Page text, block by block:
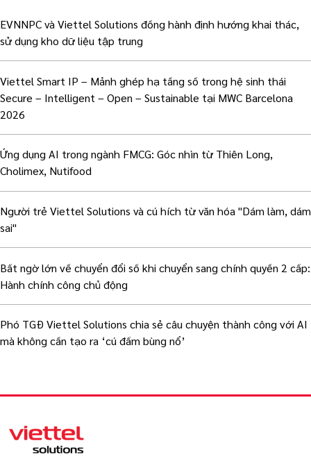
EVNNPC và Viettel Solutions đồng hành định hướng khai thác,
sử dụng kho dữ liệu tập trung
Viettel Smart IP – Mảnh ghép hạ tầng số trong hệ sinh thái
Secure – Intelligent – Open – Sustainable tại MWC Barcelona
2026
Ứng dụng AI trong ngành FMCG: Góc nhìn từ Thiên Long,
Cholimex, Nutifood
Người trẻ Viettel Solutions và cú hích từ văn hóa "Dám làm, dám
sai"
Bất ngờ lớn về chuyển đổi số khi chuyển sang chính quyền 2 cấp:
Hành chính công chủ động
Phó TGĐ Viettel Solutions chia sẻ câu chuyện thành công với AI
mà không cần tạo ra ‘cú đấm bùng nổ’